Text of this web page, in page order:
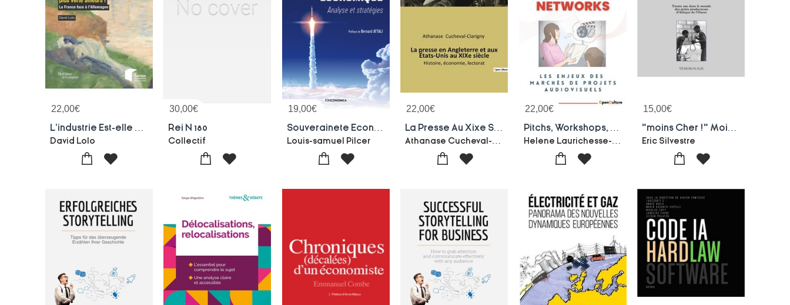
22,00€
David Lolo
30,00€
Rei N 180
Collectif
19,00€
Louis-samuel Pilcer
22,00€ 22,00€ 15,00€
Eric Silvestre